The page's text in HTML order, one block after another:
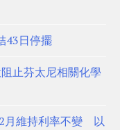
43日停擺
止芬太尼相關化學
月維持利率不變 以